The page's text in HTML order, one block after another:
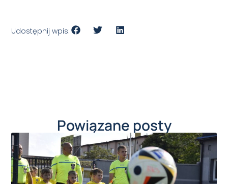
Udostępnij wpis:
Powiązane posty